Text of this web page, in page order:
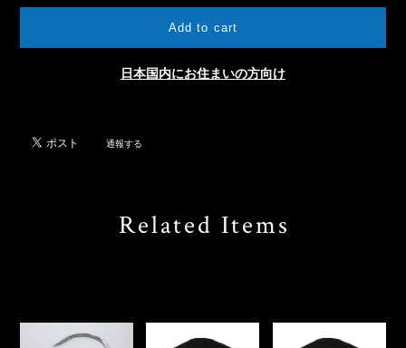
Add to cart
日本国内にお住まいの方向け
通報する
Related Items